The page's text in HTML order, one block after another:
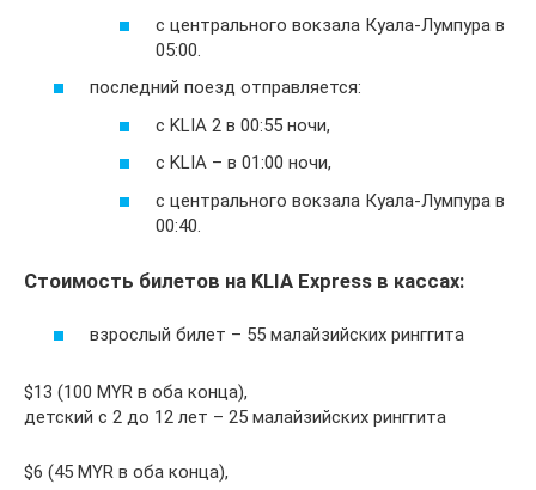
с центрального вокзала Куала-Лумпура в
05:00.
последний поезд отправляется:
с KLIA 2 в 00:55 ночи,
с KLIA – в 01:00 ночи,
с центрального вокзала Куала-Лумпура в
00:40.
Стоимость билетов на KLIA Express в кассах:
взрослый билет – 55 малайзийских ринггита
$13 (100 MYR в оба конца),
детский с 2 до 12 лет – 25 малайзийских ринггита
$6 (45 MYR в оба конца),